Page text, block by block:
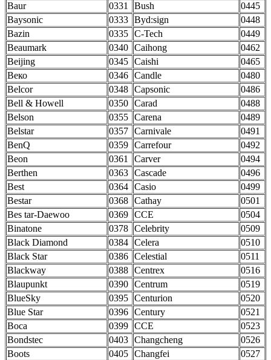
Baur
0331 Bush
0445
Baysonic
0333 Byd:sign
0448
Bazin
0335 C-Tech
0449
Beaumark
0340 Caihong
0462
Beijing
0345 Caishi
0465
Веко
0346 Candle
0480
Belcor
0348 Capsonic
0486
Bell & Howell
0350 Carad
0488
Belson
0355 Carena
0489
Belstar
0357 Carnivale
0491
BenQ
0359 Carrefour
0492
Beon
0361 Carver
0494
Berthen
0363 Cascade
0496
Best
0364 Casio
0499
Bestar
0368 Cathay
0501
Bes tar-Daewoo
0369 CCE
0504
Binatone
0378 Celebrity
0509
Black Diamond
0384 Celera
0510
Black Star
0386 Celestial
0511
Blackway
0388 Centrex
0516
Blaupunkt
0390 Centrum
0519
BlueSky
0395 Centurion
0520
Blue Star
0396 Century
0521
Boca
0399 CCE
0523
Bondstec
0403 Changcheng
0526
Boots
0405 Changfei
0527